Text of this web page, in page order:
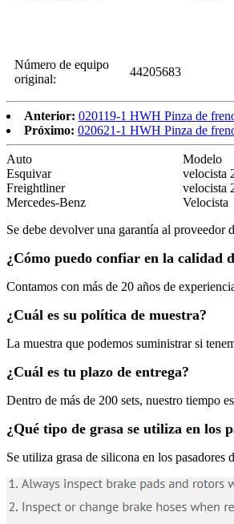
Número de equipo
original:
44205683
Anterior: 020119-1 HWH Pinza de
Próximo: 020621-1 HWH Pinza de
Auto Modelo
Esquivar
velocista
Freightliner
velocista
Mercedes-Benz
Velocista
Se debe devolver una garantía al proveedor
¿Cómo puedo confiar en la calidad
Contamos con más de 20 años de
¿Cuál es su política de muestra?
La muestra que podemos suministrar si
¿Cuál es tu plazo de entrega?
Dentro de más de 200 sets, nuestro tiempo
¿Qué tipo de grasa se utiliza en los
Se utiliza grasa de silicona en los pasadores